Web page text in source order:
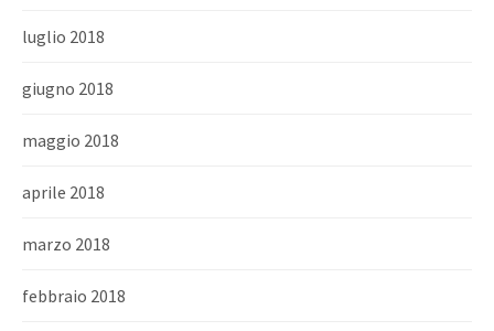
luglio 2018
giugno 2018
maggio 2018
aprile 2018
marzo 2018
febbraio 2018